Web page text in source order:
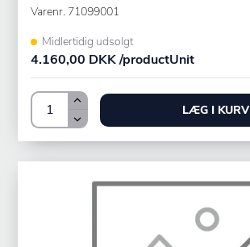
Varenr. 71099001
Midlertidig udsolgt
4.160,00 DKK /productUnit
LÆG I KURV